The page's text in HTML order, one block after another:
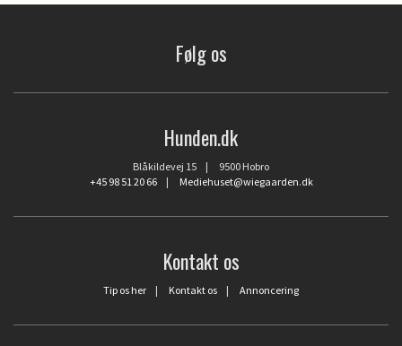
Følg os
Hunden.dk
Blåkildevej 15 | 9500 Hobro
+45 98 51 20 66| Mediehuset@wiegaarden.dk
Kontakt os
Tip os her | Kontakt os | Annoncering